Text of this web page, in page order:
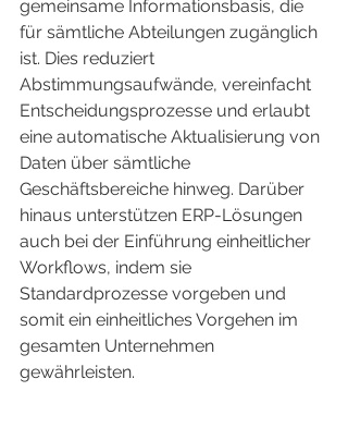
gemeinsame Informationsbasis, die
für sämtliche Abteilungen zugänglich
ist. Dies reduziert
Abstimmungsaufwände, vereinfacht
Entscheidungsprozesse und erlaubt
eine automatische Aktualisierung von
Daten über sämtliche
Geschäftsbereiche hinweg. Darüber
hinaus unterstützen ERP-Lösungen
auch bei der Einführung einheitlicher
Workflows, indem sie
Standardprozesse vorgeben und
somit ein einheitliches Vorgehen im
gesamten Unternehmen
gewährleisten.